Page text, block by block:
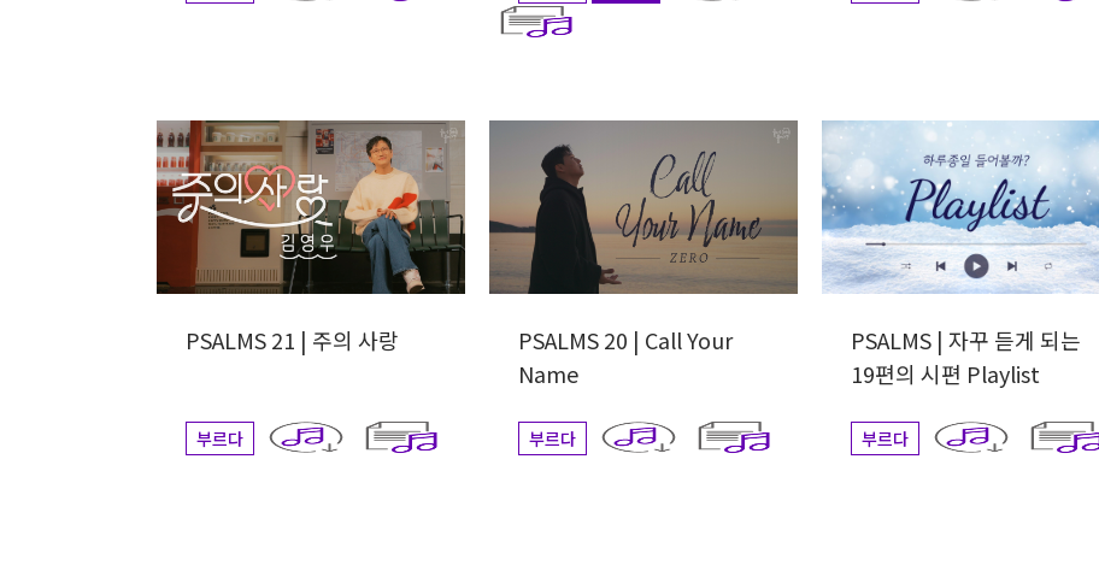
PSALMS 21 | 주의 사랑
부르다
PSALMS 20 | Call Your
Name
부르다
PSALMS | 자꾸 듣게 되는
19편의 시편 Playlist
부르다